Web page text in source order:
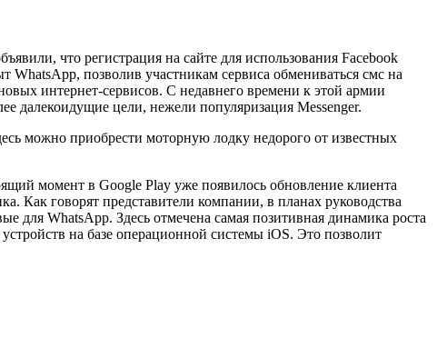
что регистрация на сайте для использования Facebook
WhatsApp, позволив участникам сервиса обмениваться смс на
интернет-сервисов. С недавнего времени к этой армии
далекоидущие цели, нежели популяризация Messenger.
можно приобрести моторную лодку недорого от известных
момент в Google Play уже появилось обновление клиента
Как говорят представители компании, в планах руководства
для WhatsApp. Здесь отмечена самая позитивная динамика роста
на базе операционной системы iOS. Это позволит